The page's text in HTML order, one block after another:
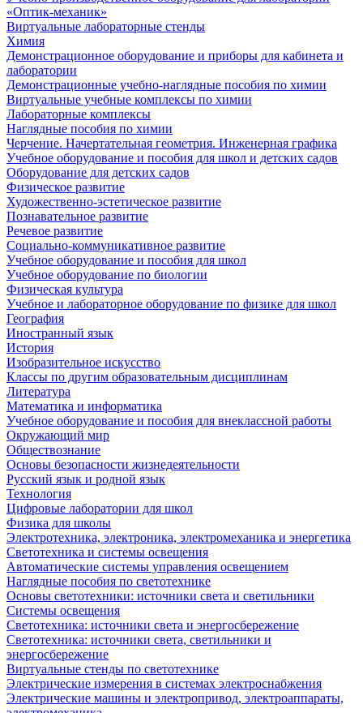
«Оптик-механик»
Виртуальные лабораторные стенды
Химия
Демонстрационное оборудование и приборы для кабинета и
лаборатории
Демонстрационные учебно-наглядные пособия по химии
Виртуальные учебные комплексы по химии
Лабораторные комплексы
Наглядные пособия по химии
Черчение. Начертательная геометрия. Инженерная графика
Учебное оборудование и пособия для школ и детских садов
Оборудование для детских садов
Физическое развитие
Художественно-эстетическое развитие
Познавательное развитие
Речевое развитие
Социально-коммуникативное развитие
Учебное оборудование и пособия для школ
Учебное оборудование по биологии
Физическая культура
Учебное и лабораторное оборудование по физике для школ
География
Иностранный язык
История
Изобразительное искусство
Классы по другим образовательным дисциплинам
Литература
Математика и информатика
Учебное оборудование и пособия для внеклассной работы
Окружающий мир
Обществознание
Основы безопасности жизнедеятельности
Русский язык и родной язык
Технология
Цифровые лаборатории для школ
Физика для школы
Электротехника, электроника, электромеханика и энергетика
Светотехника и системы освещения
Автоматические системы управления освещением
Наглядные пособия по светотехнике
Основы светотехники: источники света и светильники
Системы освещения
Светотехника: источники света и энергосбережение
Светотехника: источники света, светильники и
энергосбережение
Виртуальные стенды по светотехнике
Электрические измерения в системах электроснабжения
Электрические машины и электропривод, электроаппараты,